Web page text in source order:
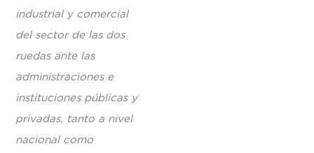
industrial y comercial
del sector de las dos
ruedas ante las
administraciones e
instituciones públicas y
privadas, tanto a nivel
nacional como